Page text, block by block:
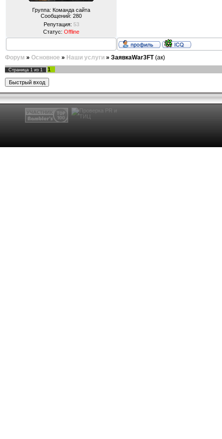
Группа: Команда сайта
Сообщений: 280
Репутация: 53
Статус: Offline
Форум » Основное » Наши услуги » ЗаявкаWar3FT (ак)
Страница 1 из 1 1